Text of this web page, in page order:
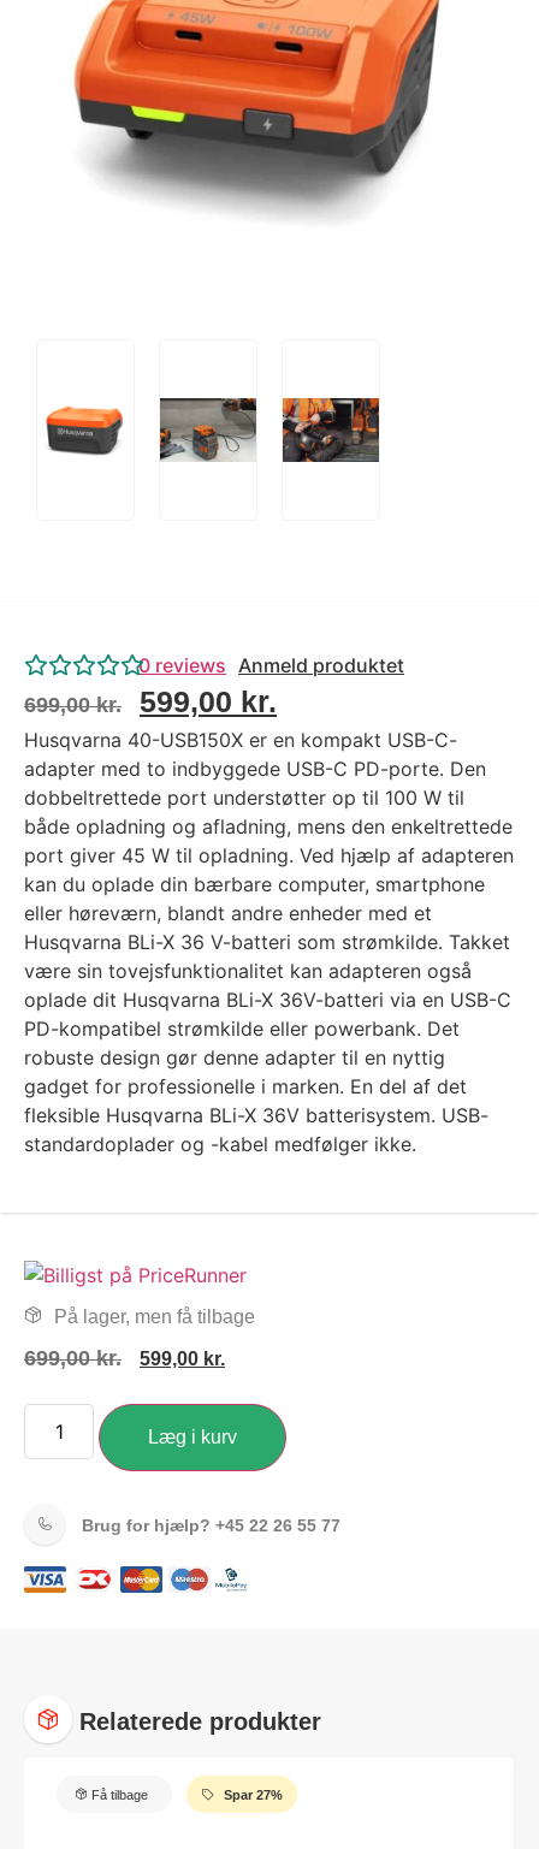
Tips og tricks
4.4 Google Reviews
4.7 Trustpilot
0 reviews Anmeld produktet
699,00kr. 599,00 kr.
Husqvarna 40-USB150X er en kompakt USB-C-
adapter med to indbyggede USB-C PD-porte. Den
dobbeltrettede port understøtter op til 100 W til
både opladning og afladning, mens den enkeltrettede
port giver 45 W til opladning. Ved hjælp af adapteren
kan du oplade din bærbare computer, smartphone
eller høreværn, blandt andre enheder med et
Husqvarna BLi-X 36 V-batteri som strømkilde. Takket
være sin tovejsfunktionalitet kan adapteren også
oplade dit Husqvarna BLi-X 36V-batteri via en USB-C
PD-kompatibel strømkilde eller powerbank. Det
robuste design gør denne adapter til en nyttig
gadget for professionelle i marken. En del af det
fleksible Husqvarna BLi-X 36V batterisystem. USB-
standardoplader og -kabel medfølger ikke.
På lager, men få tilbage
699,00kr. 599,00 kr.
Læg i kurv
Brug for hjælp? +45 22 26 55 77
Relaterede produkter
Få tilbage Spar 27%